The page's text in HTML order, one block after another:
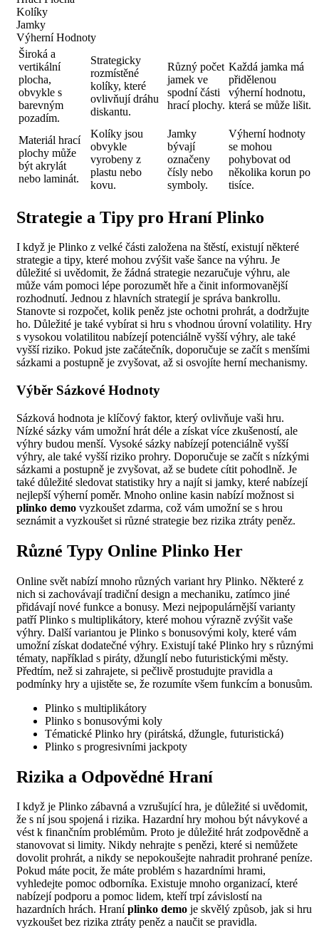
Kolíky
Jamky
Výherní Hodnoty
Široká a
vertikální
plocha,
obvykle s
barevným
pozadím.
Strategicky
rozmístěné
kolíky, které
ovlivňují dráhu
diskantu.
Různý počet
jamek ve
spodní části
hrací plochy.
Každá jamka má
přidělenou
výherní hodnotu,
která se může lišit.
Materiál hrací
plochy může
být akrylát
nebo laminát.
Kolíky jsou
obvykle
vyrobeny z
plastu nebo
kovu.
Jamky
bývají
označeny
čísly nebo
symboly.
Výherní hodnoty
se mohou
pohybovat od
několika korun po
tisíce.
Strategie a Tipy pro Hraní Plinko
I když je Plinko z velké části založena na štěstí, existují některé
strategie a tipy, které mohou zvýšit vaše šance na výhru. Je
důležité si uvědomit, že žádná strategie nezaručuje výhru, ale
může vám pomoci lépe porozumět hře a činit informovanější
rozhodnutí. Jednou z hlavních strategií je správa bankrollu.
Stanovte si rozpočet, kolik peněz jste ochotni prohrát, a dodržujte
ho. Důležité je také vybírat si hru s vhodnou úrovní volatility. Hry
s vysokou volatilitou nabízejí potenciálně vyšší výhry, ale také
vyšší riziko. Pokud jste začátečník, doporučuje se začít s menšími
sázkami a postupně je zvyšovat, až si osvojíte herní mechanismy.
Výběr Sázkové Hodnoty
Sázková hodnota je klíčový faktor, který ovlivňuje vaši hru.
Nízké sázky vám umožní hrát déle a získat více zkušeností, ale
výhry budou menší. Vysoké sázky nabízejí potenciálně vyšší
výhry, ale také vyšší riziko prohry. Doporučuje se začít s nízkými
sázkami a postupně je zvyšovat, až se budete cítit pohodlně. Je
také důležité sledovat statistiky hry a najít si jamky, které nabízejí
nejlepší výherní poměr. Mnoho online kasin nabízí možnost si
plinko demo vyzkoušet zdarma, což vám umožní se s hrou
seznámit a vyzkoušet si různé strategie bez rizika ztráty peněz.
Různé Typy Online Plinko Her
Online svět nabízí mnoho různých variant hry Plinko. Některé z
nich si zachovávají tradiční design a mechaniku, zatímco jiné
přidávají nové funkce a bonusy. Mezi nejpopulárnější varianty
patří Plinko s multiplikátory, které mohou výrazně zvýšit vaše
výhry. Další variantou je Plinko s bonusovými koly, které vám
umožní získat dodatečné výhry. Existují také Plinko hry s různými
tématy, například s piráty, džunglí nebo futuristickými městy.
Předtím, než si zahrajete, si pečlivě prostudujte pravidla a
podmínky hry a ujistěte se, že rozumíte všem funkcím a bonusům.
Plinko s multiplikátory
Plinko s bonusovými koly
Tématické Plinko hry (pirátská, džungle, futuristická)
Plinko s progresivními jackpoty
Rizika a Odpovědné Hraní
I když je Plinko zábavná a vzrušující hra, je důležité si uvědomit,
že s ní jsou spojená i rizika. Hazardní hry mohou být návykové a
vést k finančním problémům. Proto je důležité hrát zodpovědně a
stanovovat si limity. Nikdy nehrajte s penězi, které si nemůžete
dovolit prohrát, a nikdy se nepokoušejte nahradit prohrané peníze.
Pokud máte pocit, že máte problém s hazardními hrami,
vyhledejte pomoc odborníka. Existuje mnoho organizací, které
nabízejí podporu a pomoc lidem, kteří trpí závislostí na
hazardních hrách. Hraní plinko demo je skvělý způsob, jak si hru
vyzkoušet bez rizika ztráty peněz a naučit se pravidla.